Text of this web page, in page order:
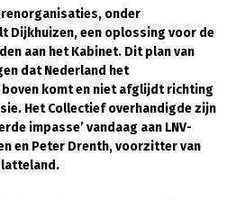
onder
Dijkhuizen, een oplossing voor de
aan het Kabinet. Dit plan van
dat Nederland het
komt en niet afglijdt richting
Het Collectief overhandigde zijn
impasse’ vandaag aan LNV-
en Peter Drenth, voorzitter van